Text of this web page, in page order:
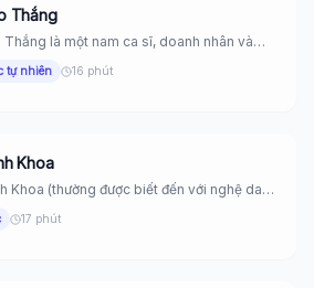
Thắng
Thắng là một nam ca sĩ, doanh nhân và
tự nhiên 16 phút
Khoa
Khoa (thường được biết đến với nghệ danh
17 phút